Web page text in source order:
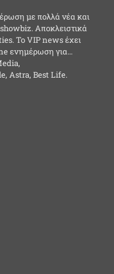
με πολλά νέα και
Αποκλειστικά
Το VIP news έχει
ενημέρωση για…
Astra, Best Life.